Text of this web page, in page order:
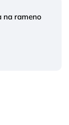
na rameno